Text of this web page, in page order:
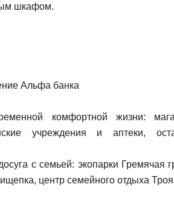
шкафом.
Альфа банка
комфортной жизни:
учреждения и аптеки,
с семьей: экопарки Гремячая
центр семейного отдыха Троя